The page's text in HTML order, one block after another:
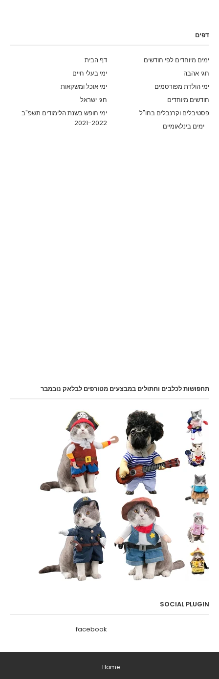
דפים
דף הבית
ימים מיוחדים לפי חודשים
ימי בעלי חיים
חגי אהבה
ימי אוכל ומשקאות
ימי הולדת מפורסמים
חגי ישראל
חודשים מיוחדים
ימי חופש בשנת הלימודים תשפ"ב
2021-2022
פסטיבלים וקרנבלים בחו"ל
ימים בינלאומיים
תחפושות לכלבים וחתולים במבצעים מטורפים לבלאק נובמבר
SOCIAL PLUGIN
facebook
Home